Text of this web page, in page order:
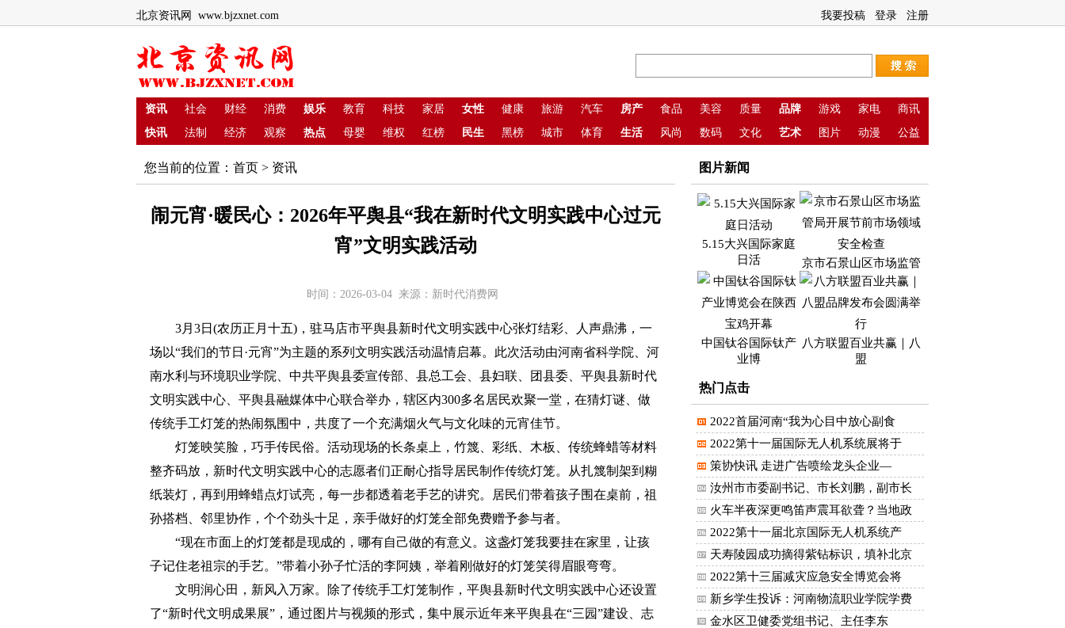
北京资讯网 www.bjzxnet.com 我要投稿 登录 注册
资讯 社会 财经 消费 娱乐 教育 科技 家居 女性 健康 旅游 汽车 房产 食品 美容 质量 品牌 游戏 家电
商讯
快讯
法制 经济 观察 热点 母婴 维权 红榜 民生 黑榜 城市 体育 生活 风尚 数码 文化 艺术 图片 动漫 公益
您当前的位置： 首页 > 资讯
闹元宵·暖民心：2026年平舆县“我在新时代文明实践中心过元
宵”文明实践活动
时间：2026-03-04 来源： 新时代消费网
3月3日(农历正月十五)，驻马店市平舆县新时代文明实践中心张灯结彩、人声鼎沸，一
场以“我们的节日·元宵”为主题的系列文明实践活动温情启幕。此次活动由河南省科学院、河
南水利与环境职业学院、中共平舆县委宣传部、县总工会、县妇联、团县委、平舆县新时代
文明实践中心、平舆县融媒体中心联合举办，辖区内300多名居民欢聚一堂，在猜灯谜、做
传统手工灯笼的热闹氛围中，共度了一个充满烟火气与文化味的元宵佳节。
灯笼映笑脸，巧手传民俗。活动现场的长条桌上，竹篾、彩纸、木板、传统蜂蜡等材料
整齐码放，新时代文明实践中心的志愿者们正耐心指导居民制作传统灯笼。从扎篾制架到糊
纸装灯，再到用蜂蜡点灯试亮，每一步都透着老手艺的讲究。居民们带着孩子围在桌前，祖
孙搭档、邻里协作，个个劲头十足，亲手做好的灯笼全部免费赠予参与者。
“现在市面上的灯笼都是现成的，哪有自己做的有意义。这盏灯笼我要挂在家里，让孩
子记住老祖宗的手艺。”带着小孙子忙活的李阿姨，举着刚做好的灯笼笑得眉眼弯弯。
文明润心田，新风入万家。除了传统手工灯笼制作，平舆县新时代文明实践中心还设置
了“新时代文明成果展”，通过图片与视频的形式，集中展示近年来平舆县在“三园”建设、志
图片新闻
5.15大兴国际家庭
日活
京市石景山区市场监管
中国钛谷国际钛产
业博
八方联盟百业共赢｜八
盟
热门点击
2022首届河南“我为心目中放心副食
2022第十一届国际无人机系统展将于
策协快讯 走进广告喷绘龙头企业—
汝州市市委副书记、市长刘鹏，副市长
火车半夜深更鸣笛声震耳欲聋？当地政
2022第十一届北京国际无人机系统产
天寿陵园成功摘得紫钻标识，填补北京
2022第十三届减灾应急安全博览会将
新乡学生投诉：河南物流职业学院学费
金水区卫健委党组书记、主任李东